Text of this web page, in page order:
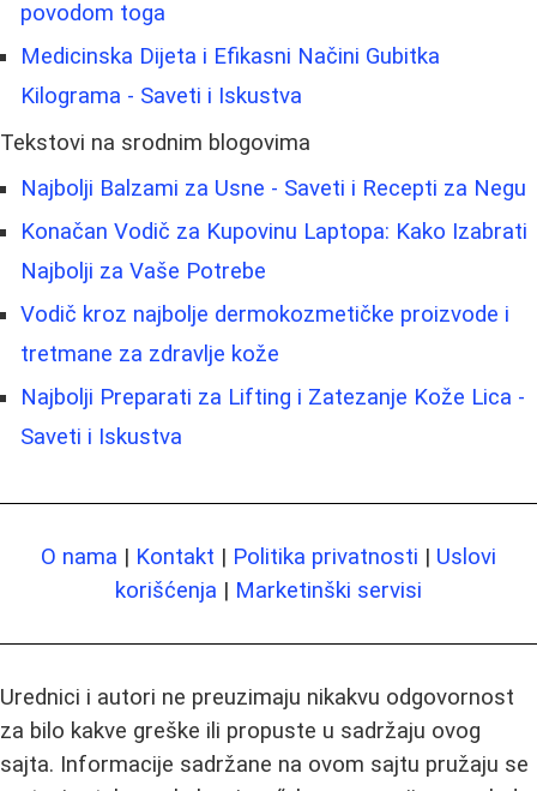
povodom toga
Medicinska Dijeta i Efikasni Načini Gubitka
Kilograma - Saveti i Iskustva
Tekstovi na srodnim blogovima
Najbolji Balzami za Usne - Saveti i Recepti za Negu
Konačan Vodič za Kupovinu Laptopa: Kako Izabrati
Najbolji za Vaše Potrebe
Vodič kroz najbolje dermokozmetičke proizvode i
tretmane za zdravlje kože
Najbolji Preparati za Lifting i Zatezanje Kože Lica -
Saveti i Iskustva
O nama | Kontakt | Politika privatnosti | Uslovi
korišćenja | Marketinški servisi
Urednici i autori ne preuzimaju nikakvu odgovornost
za bilo kakve greške ili propuste u sadržaju ovog
sajta. Informacije sadržane na ovom sajtu pružaju se